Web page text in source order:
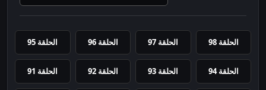
الحلقة 98 الحلقة 97 الحلقة 96 الحلقة 95
الحلقة 94 الحلقة 93 الحلقة 92 الحلقة 91